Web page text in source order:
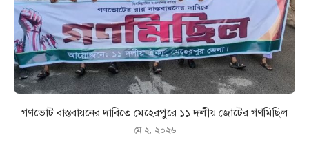
গণভোট বাস্তবায়নের দাবিতে মেহেরপুরে ১১ দলীয় জোটের গণমিছিল
মে ২, ২০২৬